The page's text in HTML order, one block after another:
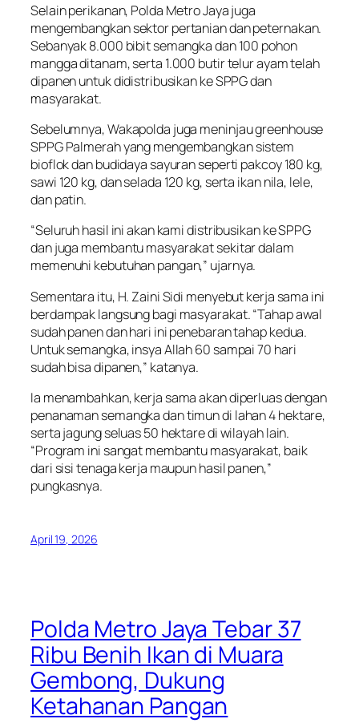
Selain perikanan, Polda Metro Jaya juga
mengembangkan sektor pertanian dan peternakan.
Sebanyak 8.000 bibit semangka dan 100 pohon
mangga ditanam, serta 1.000 butir telur ayam telah
dipanen untuk didistribusikan ke SPPG dan
masyarakat.
Sebelumnya, Wakapolda juga meninjau greenhouse
SPPG Palmerah yang mengembangkan sistem
bioflok dan budidaya sayuran seperti pakcoy 180 kg,
sawi 120 kg, dan selada 120 kg, serta ikan nila, lele,
dan patin.
“Seluruh hasil ini akan kami distribusikan ke SPPG
dan juga membantu masyarakat sekitar dalam
memenuhi kebutuhan pangan,” ujarnya.
Sementara itu, H. Zaini Sidi menyebut kerja sama ini
berdampak langsung bagi masyarakat. “Tahap awal
sudah panen dan hari ini penebaran tahap kedua.
Untuk semangka, insya Allah 60 sampai 70 hari
sudah bisa dipanen,” katanya.
Ia menambahkan, kerja sama akan diperluas dengan
penanaman semangka dan timun di lahan 4 hektare,
serta jagung seluas 50 hektare di wilayah lain.
“Program ini sangat membantu masyarakat, baik
dari sisi tenaga kerja maupun hasil panen,”
pungkasnya.
April 19, 2026
Polda Metro Jaya Tebar 37
Ribu Benih Ikan di Muara
Gembong, Dukung
Ketahanan Pangan